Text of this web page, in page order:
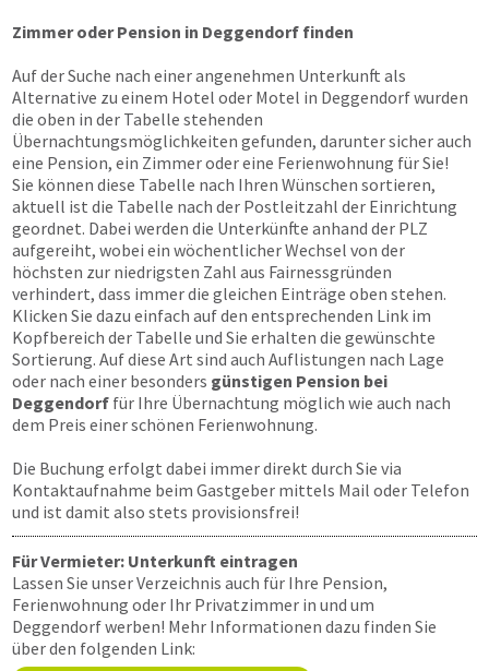
Zimmer oder Pension in Deggendorf finden
Auf der Suche nach einer angenehmen Unterkunft als
Alternative zu einem Hotel oder Motel in Deggendorf wurden
die oben in der Tabelle stehenden
Übernachtungsmöglichkeiten gefunden, darunter sicher auch
eine Pension, ein Zimmer oder eine Ferienwohnung für Sie!
Sie können diese Tabelle nach Ihren Wünschen sortieren,
aktuell ist die Tabelle nach der Postleitzahl der Einrichtung
geordnet. Dabei werden die Unterkünfte anhand der PLZ
aufgereiht, wobei ein wöchentlicher Wechsel von der
höchsten zur niedrigsten Zahl aus Fairnessgründen
verhindert, dass immer die gleichen Einträge oben stehen.
Klicken Sie dazu einfach auf den entsprechenden Link im
Kopfbereich der Tabelle und Sie erhalten die gewünschte
Sortierung. Auf diese Art sind auch Auflistungen nach Lage
oder nach einer besonders günstigen Pension bei
Deggendorf für Ihre Übernachtung möglich wie auch nach
dem Preis einer schönen Ferienwohnung.
Die Buchung erfolgt dabei immer direkt durch Sie via
Kontaktaufnahme beim Gastgeber mittels Mail oder Telefon
und ist damit also stets provisionsfrei!
Für Vermieter: Unterkunft eintragen
Lassen Sie unser Verzeichnis auch für Ihre Pension,
Ferienwohnung oder Ihr Privatzimmer in und um
Deggendorf werben! Mehr Informationen dazu finden Sie
über den folgenden Link: